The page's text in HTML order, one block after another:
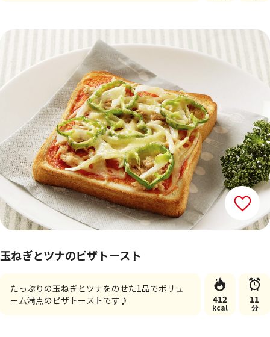
玉ねぎとツナのピザトースト
たっぷりの玉ねぎとツナをのせた1品でボリュ
ーム満点のピザトーストです♪
412
kcal
11
分